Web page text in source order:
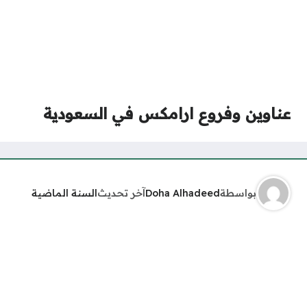
عناوين وفروع ارامكس في السعودية
بواسطةDoha Alhadeedآخر تحديثالسنة الماضية